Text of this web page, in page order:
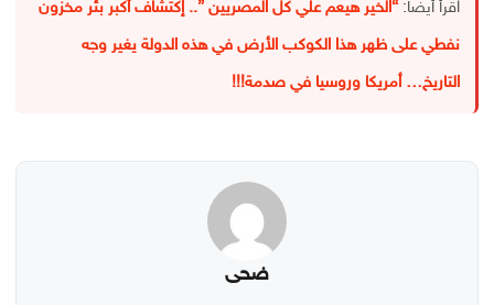
اقرأ أيضا: “الخير هيعم علي كل المصريين ”.. إكتشاف أكبر بئر مخزون
نفطي على ظهر هذا الكوكب الأرض في هذه الدولة يغير وجه
التاريخ… أمريكا وروسيا في صدمة!!!
ضحى